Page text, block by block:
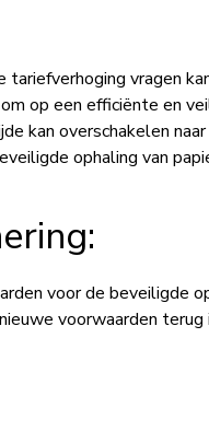
vragen
op een efficiënte en
kan overschakelen
ophaling van
voor de beveiligde
voorwaarden